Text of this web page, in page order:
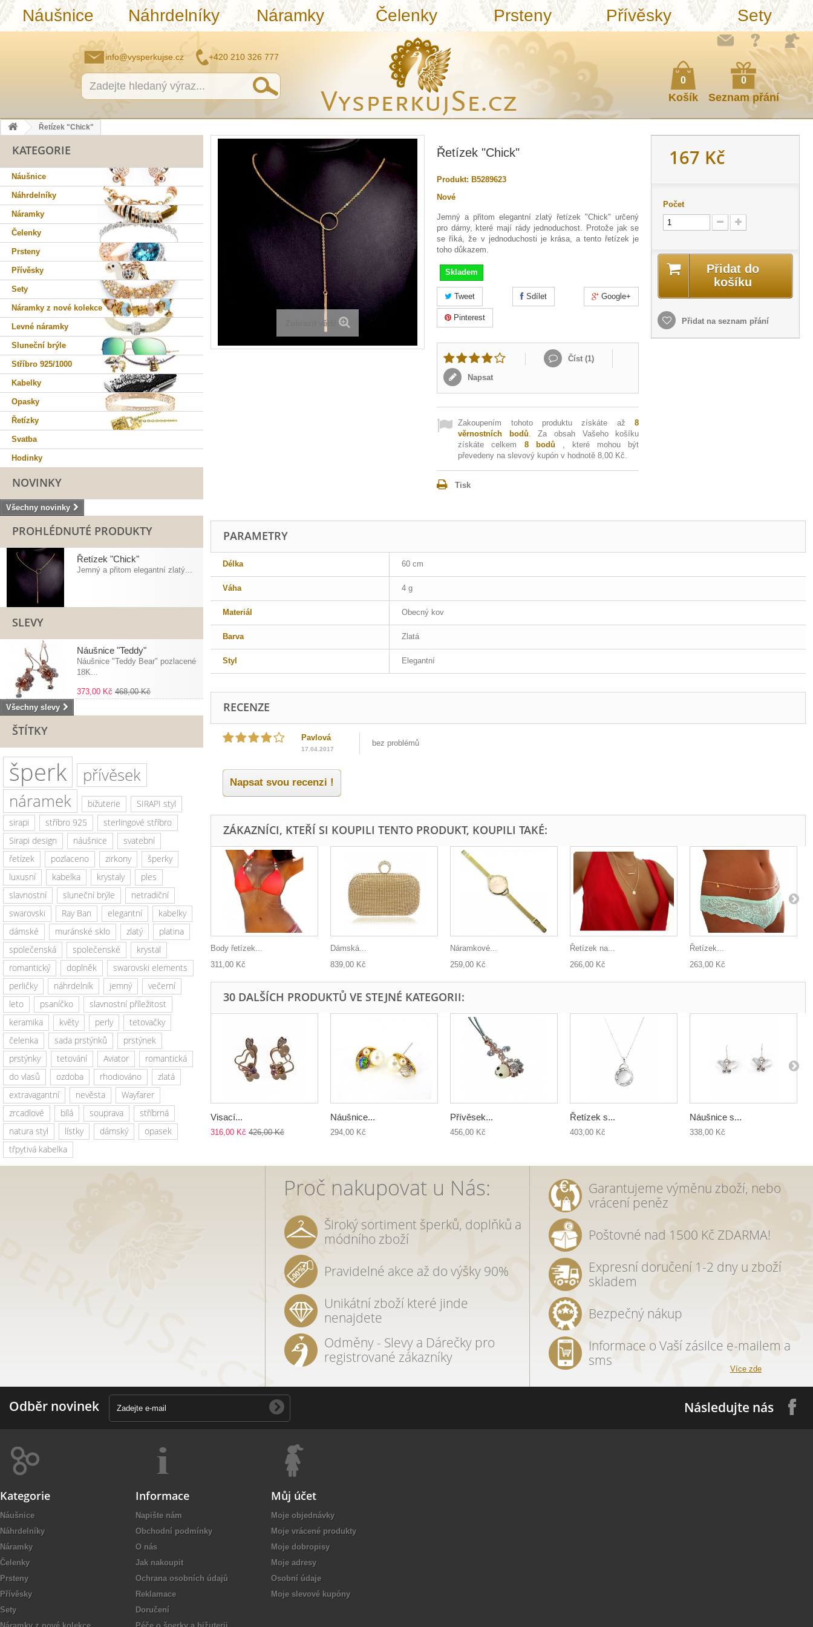
0
Košík
Náušnice Náhrdelníky Náramky Čelenky Prsteny Přívěsky Sety
0
Seznam přání
info@vysperkujse.cz +420 210 326 777
Řetízek "Chick"
KATEGORIE
Náušnice
Náhrdelníky
Náramky
Čelenky
Prsteny
Přívěsky
Sety
Náramky z nové kolekce
Levné náramky
Sluneční brýle
Stříbro 925/1000
Kabelky
Opasky
Řetízky
Svatba
Hodinky
NOVINKY
Všechny novinky
PROHLÉDNUTÉ PRODUKTY
Řetízek "Chick"
Jemný a přitom elegantní zlatý...
SLEVY
Náušnice "Teddy"
Náušnice "Teddy Bear" pozlacené
18K...
373,00 Kč 468,00 Kč
Všechny slevy
ŠTÍTKY
šperk
přívěsek
náramek
bižuterie
SIRAPI styl
sirapi
stříbro 925
sterlingové stříbro
Sirapi design
náušnice
svatební
řetízek
pozlaceno zirkony
šperky
luxusní
kabelka krystaly
ples
slavnostní
sluneční brýle
netradiční
swarovski
Ray Ban elegantní
kabelky
dámské
muránské sklo zlatý
platina
společenská
společenské
krystal
romantický
doplněk
swarovski elements
perličky
náhrdelník jemný
večerní
leto
psaníčko
slavnostní příležitost
keramika
květy perly
tetovačky
čelenka
sada prstýnků
prstýnek
prstýnky
tetování Aviator
romantická
do vlasů
ozdoba rhodiováno
zlatá
extravagantní
nevěsta
Wayfarer
zrcadlové
bílá souprava
stříbrná
natura styl
lístky dámský
opasek
třpytivá kabelka
Zobrazit větší
Řetízek "Chick"
Produkt: B5289623
Nové
Jemný a přitom elegantní zlatý řetízek "Chick" určený
pro dámy, které mají rády jednoduchost. Protože jak se
se říká, že v jednoduchosti je krása, a tento řetízek je
toho důkazem.
Skladem
Tweet Sdílet Google+
Pinterest
Číst (1)
Napsat
Zakoupením tohoto produktu získáte až8
věrnostních bodů. Za obsah Vašeho košíku
získáte celkem 8bodů , které mohou být
převedeny na slevový kupón v hodnotě8,00 Kč.
Tisk
167 Kč
Počet
Přidat do
košíku
Přidat na seznam přání
PARAMETRY
Délka 60 cm
Váha 4 g
Materiál Obecný kov
Barva Zlatá
Styl Elegantní
RECENZE
Pavlová
17.04.2017
bez problémů
Napsat svou recenzi !
ZÁKAZNÍCI, KTEŘÍ SI KOUPILI TENTO PRODUKT, KOUPILI TAKÉ:
Body řetízek...
311,00 Kč
Dámská...
839,00 Kč
Náramkové...
259,00 Kč
Řetízek na...
266,00 Kč
Řetízek...
263,00 Kč
30 DALŠÍCH PRODUKTŮ VE STEJNÉ KATEGORII:
Visací...
316,00 Kč 426,00 Kč
Náušnice...
294,00 Kč
Přívěsek...
456,00 Kč
Řetízek s...
403,00 Kč
Náušnice s...
338,00 Kč
Proč nakupovat u Nás:
Široký sortiment šperků, doplňků a
módního zboží
Pravidelné akce až do výšky 90%
Unikátní zboží které jinde
nenajdete
Odměny - Slevy a Dárečky pro
registrované zákazníky
Garantujeme výměnu zboží, nebo
vrácení peněz
Poštovné nad 1500 Kč ZDARMA!
Expresní doručení 1-2 dny u zboží
skladem
Bezpečný nákup
Informace o Vaší zásilce e-mailem a
sms
Více zde
Odběr novinek Následujte nás
Kategorie
Náušnice
Náhrdelníky
Náramky
Čelenky
Prsteny
Přívěsky
Sety
Informace
Napište nám
Obchodní podmínky
O nás
Jak nakoupit
Ochrana osobních údajů
Reklamace
Doručení
Můj účet
Moje objednávky
Moje vrácené produkty
Moje dobropisy
Moje adresy
Osobní údaje
Moje slevové kupóny